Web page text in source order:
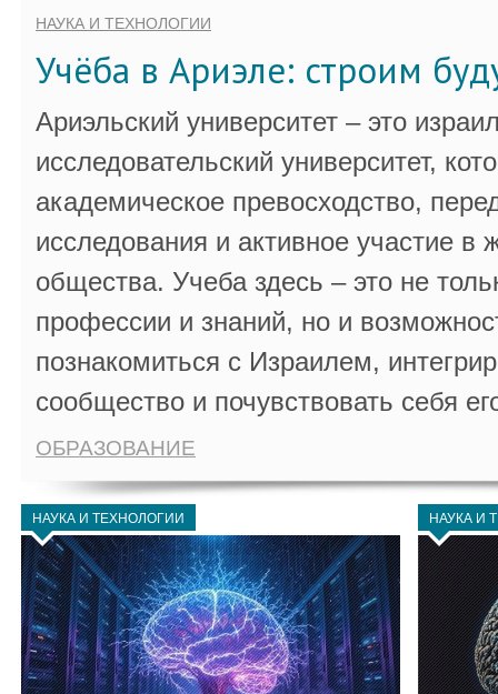
НАУКА И ТЕХНОЛОГИИ
Учёба в Ариэле: строим
Ариэльский университет – это
исследовательский университет,
академическое превосходство,
исследования и активное участие в
общества. Учеба здесь – это не
профессии и знаний, но и
познакомиться с Израилем,
сообщество и почувствовать себя
ОБРАЗОВАНИЕ
НАУКА И ТЕХНОЛОГИИ НАУКА И